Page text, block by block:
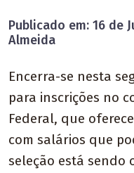
Publicado em: 16 de
Almeida
Encerra-se nesta
para inscrições no
Federal, que
com salários que
seleção está sendo